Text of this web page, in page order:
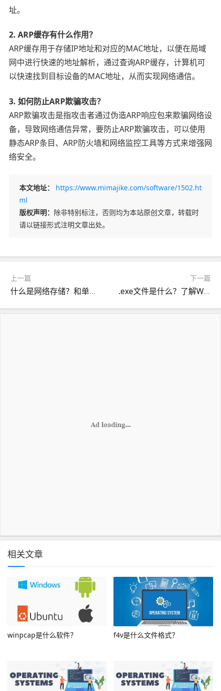
址。
2. ARP缓存有什么作用？
ARP缓存用于存储IP地址和对应的MAC地址，以便在局域
网中进行快速的地址解析，通过查询ARP缓存，计算机可
以快速找到目标设备的MAC地址，从而实现网络通信。
3. 如何防止ARP欺骗攻击？
ARP欺骗攻击是指攻击者通过伪造ARP响应包来欺骗网络设
备，导致网络通信异常，要防止ARP欺骗攻击，可以使用
静态ARP条目、ARP防火墙和网络监控工具等方式来增强网
络安全。
本文地址：
https://www.mimajike.com/software/1502.ht
ml
版权声明： 除非特别标注，否则均为本站原创文章，转载时
请以链接形式注明文章出处。
上一篇
什么是网络存储？和单机存储有什么区别？
下一篇
.exe文件是什么？了解Windows执行文件的基础
相关文章
winpcap是什么软件？ f4v是什么文件格式？